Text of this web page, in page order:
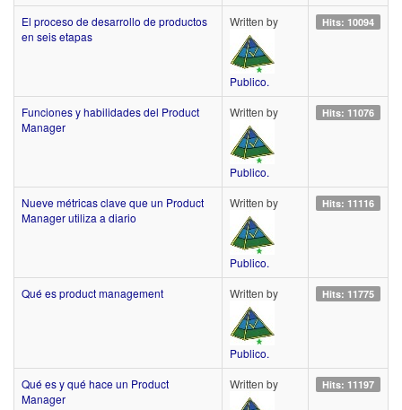
El proceso de desarrollo de productos
en seis etapas
Written by
Publico.
Hits: 10094
Funciones y habilidades del Product
Manager
Written by
Publico.
Hits: 11076
Nueve métricas clave que un Product
Manager utiliza a diario
Written by
Publico.
Hits: 11116
Qué es product management Written by
Publico.
Hits: 11775
Qué es y qué hace un Product
Manager
Written by Hits: 11197